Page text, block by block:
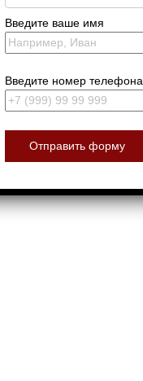
Введите ваше имя
Введите номер телефона